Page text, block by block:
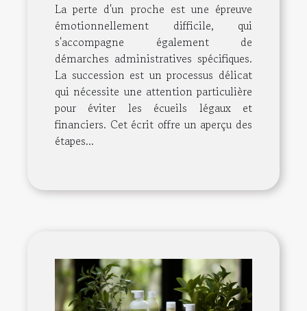
La perte d'un proche est une épreuve
émotionnellement difficile, qui
s'accompagne également de
démarches administratives spécifiques.
La succession est un processus délicat
qui nécessite une attention particulière
pour éviter les écueils légaux et
financiers. Cet écrit offre un aperçu des
étapes...